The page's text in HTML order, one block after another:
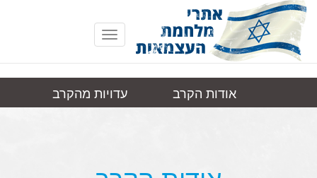
Toggle
navigation
נווה
אודות הקרב
עדויות מהקרב